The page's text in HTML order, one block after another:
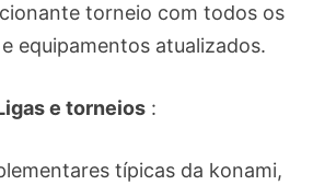
torneio com todos os
equipamentos atualizados.
e torneios :
típicas da konami,